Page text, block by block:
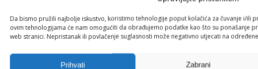
Da bismo pružili najbolje iskustvo, koristimo tehnologije poput kolačića za čuvanje i/ili
ovim tehnologijama će nam omogućiti da obrađujemo podatke kao što su ponašanje
web stranici. Nepristanak ili povlačenje suglasnosti može negativno utjecati na
Prihvati Zabrani